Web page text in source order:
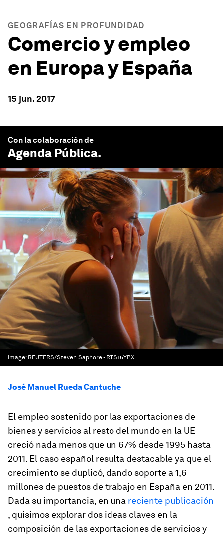
GEOGRAFÍAS EN PROFUNDIDAD
Comercio y empleo
en Europa y España
15 jun. 2017
Con la colaboración de
Agenda Pública.
Image: REUTERS/Steven Saphore - RTS16YPX
José Manuel Rueda Cantuche
El empleo sostenido por las exportaciones de
bienes y servicios al resto del mundo en la UE
creció nada menos que un 67% desde 1995 hasta
2011. El caso español resulta destacable ya que el
crecimiento se duplicó, dando soporte a 1,6
millones de puestos de trabajo en España en 2011.
Dada su importancia, en una reciente publicación
, quisimos explorar dos ideas claves en la
composición de las exportaciones de servicios y